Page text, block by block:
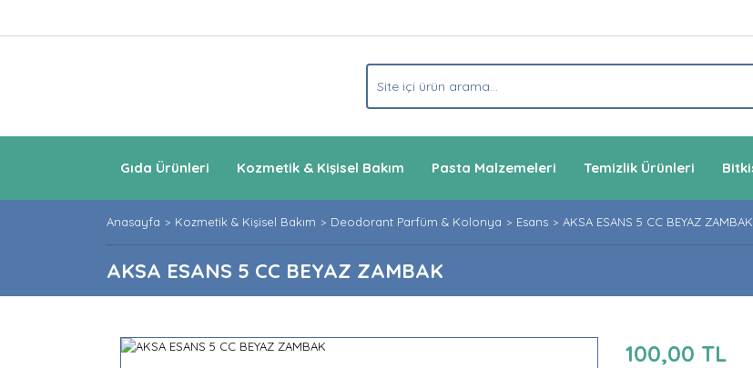
Gıda Ürünleri Kozmetik & Kişisel Bakım Pasta Malzemeleri Temizlik Ürünleri
Anasayfa Kozmetik & Kişisel Bakım Deodorant Parfüm & Kolonya Esans AKSA ESANS 5 CC BEYAZ ZAMBAK
AKSA ESANS 5 CC BEYAZ ZAMBAK
100,00 TL